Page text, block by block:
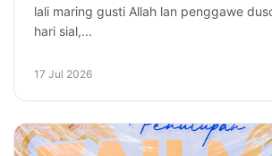
lali maring gusti Allah lan penggawe
hari sial,...
17 Jul 2026